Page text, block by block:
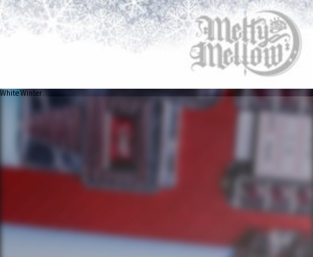
White Winter